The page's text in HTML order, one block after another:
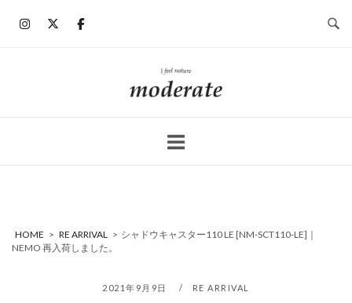
ホ
ー
HOME > RE ARRIVAL > シャドウキャスター110 LE [NM-SCT110-LE]｜
NEMO 再入荷しました。
2021年9月9日 RE ARRIVAL